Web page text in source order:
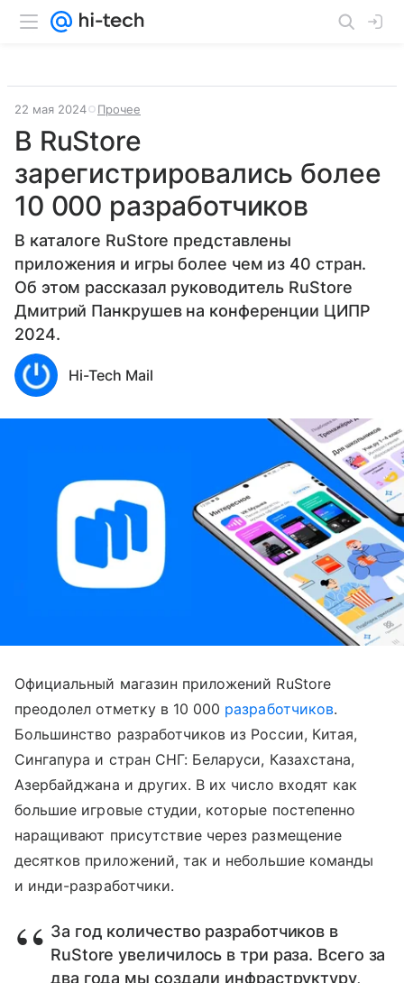
22 мая 2024 Прочее
В RuStore
зарегистрировались более
10 000 разработчиков
В каталоге RuStore представлены
приложения и игры более чем из 40 стран.
Об этом рассказал руководитель RuStore
Дмитрий Панкрушев на конференции ЦИПР
2024.
Hi-Tech Mail
Официальный магазин приложений RuStore
преодолел отметку в 10 000 разработчиков.
Большинство разработчиков из России, Китая,
Сингапура и стран СНГ: Беларуси, Казахстана,
Азербайджана и других. В их число входят как
большие игровые студии, которые постепенно
наращивают присутствие через размещение
десятков приложений, так и небольшие команды
и инди-разработчики.
За год количество разработчиков в
RuStore увеличилось в три раза. Всего за
два года мы создали инфраструктуру,